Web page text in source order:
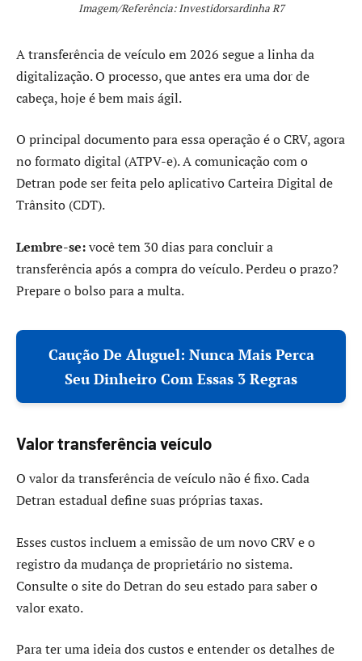
Imagem/Referência: Investidorsardinha R7
A transferência de veículo em 2026 segue a linha da
digitalização. O processo, que antes era uma dor de
cabeça, hoje é bem mais ágil.
O principal documento para essa operação é o CRV, agora
no formato digital (ATPV-e). A comunicação com o
Detran pode ser feita pelo aplicativo Carteira Digital de
Trânsito (CDT).
Lembre-se:você tem 30 dias para concluir a
transferência após a compra do veículo. Perdeu o prazo?
Prepare o bolso para a multa.
Caução De Aluguel: Nunca Mais Perca
Seu Dinheiro Com Essas 3 Regras
Valor transferência veículo
O valor da transferência de veículo não é fixo. Cada
Detran estadual define suas próprias taxas.
Esses custos incluem a emissão de um novo CRV e o
registro da mudança de proprietário no sistema.
Consulte o site do Detran do seu estado para saber o
valor exato.
Para ter uma ideia dos custos e entender os detalhes de